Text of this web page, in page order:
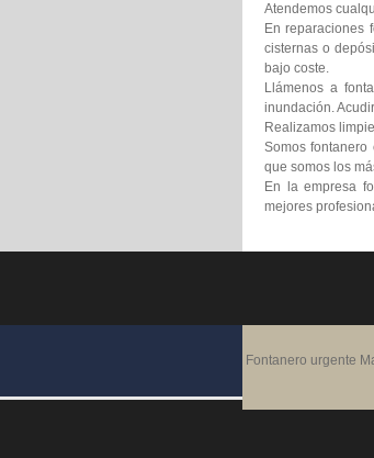
Atendemos
En reparaciones
cisternas o
bajo coste.
Llámenos a
inundación.
Realizamos
Somos fontanero
que somos los
En la empresa
mejores
Fontanero urgente